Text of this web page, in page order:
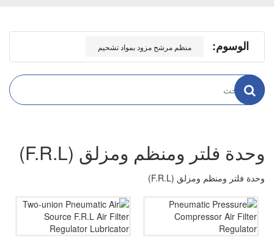
الوسوم: منظم مرشح مزود بمواد تشحيم
وحدة فلتر ومنظم ومزلق (F.R.L)
وحدة فلتر ومنظم ومزلق (F.R.L)